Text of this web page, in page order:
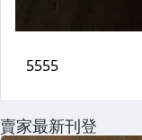
賣家最新刊登